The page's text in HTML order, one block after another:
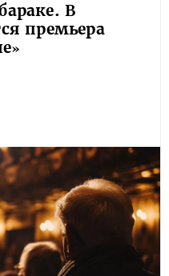
В
премьера